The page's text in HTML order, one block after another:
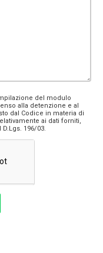
del modulo
alla detenzione e al
dal Codice in materia di
ai dati forniti,
196/03.